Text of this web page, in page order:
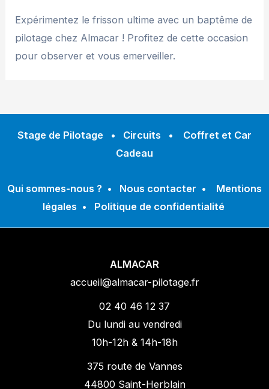
Expérimentez le frisson ultime avec un baptême de
pilotage chez Almacar ! Profitez de cette occasion
pour observer et vous emerveiller.
Stage de Pilotage • Circuits • Coffret et Car
Cadeau
Qui sommes-nous ? • Nous contacter • Mentions
légales • Politique de confidentialité
ALMACAR
accueil@almacar-pilotage.fr
02 40 46 12 37
Du lundi au vendredi
10h-12h & 14h-18h
375 route de Vannes
44800 Saint-Herblain